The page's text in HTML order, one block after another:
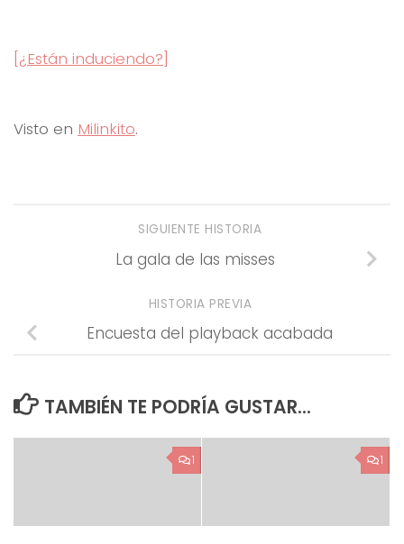
[¿Están induciendo?]
Visto en Milinkito.
SIGUIENTE HISTORIA
La gala de las misses
HISTORIA PREVIA
Encuesta del playback acabada
TAMBIÉN TE PODRÍA GUSTAR...
1 1